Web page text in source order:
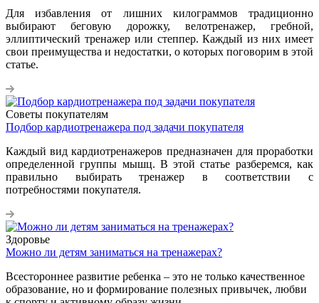
Для избавления от лишних килограммов традиционно
выбирают беговую дорожку, велотренажер, гребной,
эллиптический тренажер или степпер. Каждый из них имеет
свои преимущества и недостатки, о которых поговорим в этой
статье.
Советы покупателям
Подбор кардиотренажера под задачи покупателя
Каждый вид кардиотренажеров предназначен для проработки
определенной группы мышц. В этой статье разберемся, как
правильно выбирать тренажер в соответствии с
потребностями покупателя.
Здоровье
Можно ли детям заниматься на тренажерах?
Всестороннее развитие ребенка – это не только качественное
образование, но и формирование полезных привычек, любви